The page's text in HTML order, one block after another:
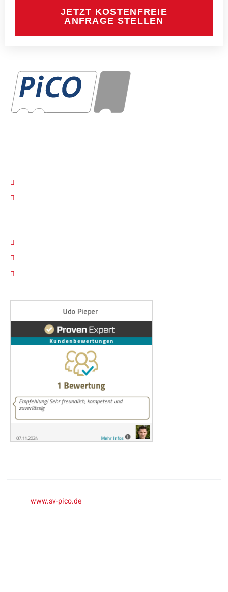
JETZT KOSTENFREIE
ANFRAGE STELLEN
www.sv-pico.de